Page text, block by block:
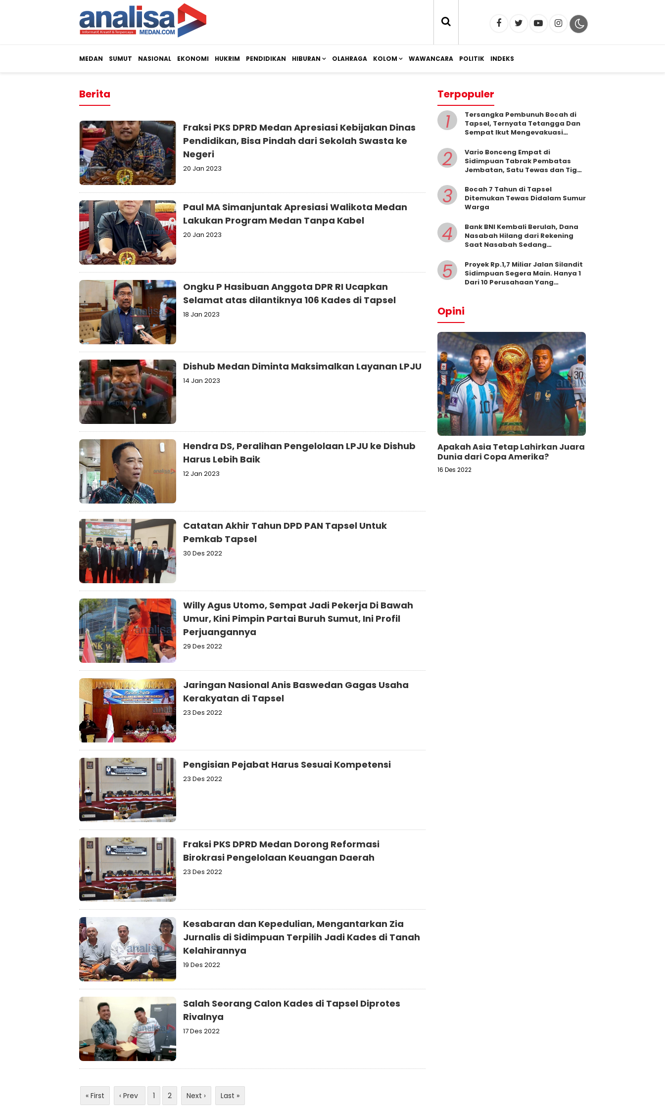
MEDAN SUMUT NASIONAL EKONOMI HUKRIM PENDIDIKAN HIBURAN OLAHRAGA KOLOM WAWANCARA POLITIK INDEKS
Berita
Fraksi PKS DPRD Medan Apresiasi Kebijakan Dinas
Pendidikan, Bisa Pindah dari Sekolah Swasta ke
Negeri
20 Jan 2023
Paul MA Simanjuntak Apresiasi Walikota Medan
Lakukan Program Medan Tanpa Kabel
20 Jan 2023
Ongku P Hasibuan Anggota DPR RI Ucapkan
Selamat atas dilantiknya 106 Kades di Tapsel
18 Jan 2023
Dishub Medan Diminta Maksimalkan Layanan LPJU
14 Jan 2023
Hendra DS, Peralihan Pengelolaan LPJU ke Dishub
Harus Lebih Baik
12 Jan 2023
Catatan Akhir Tahun DPD PAN Tapsel Untuk
Pemkab Tapsel
30 Des 2022
Willy Agus Utomo, Sempat Jadi Pekerja Di Bawah
Umur, Kini Pimpin Partai Buruh Sumut, Ini Profil
Perjuangannya
29 Des 2022
Jaringan Nasional Anis Baswedan Gagas Usaha
Kerakyatan di Tapsel
23 Des 2022
Pengisian Pejabat Harus Sesuai Kompetensi
23 Des 2022
Fraksi PKS DPRD Medan Dorong Reformasi
Birokrasi Pengelolaan Keuangan Daerah
23 Des 2022
Kesabaran dan Kepedulian, Mengantarkan Zia
Jurnalis di Sidimpuan Terpilih Jadi Kades di Tanah
Kelahirannya
19 Des 2022
Salah Seorang Calon Kades di Tapsel Diprotes
Rivalnya
17 Des 2022
« First ‹ Prev 1 2 Next › Last »
Terpopuler
1
Tersangka Pembunuh Bocah di
Tapsel, Ternyata Tetangga Dan
Sempat Ikut Mengevakuasi
2
Vario Bonceng Empat di
Sidimpuan Tabrak Pembatas
Jembatan, Satu Tewas dan Tiga
3
Bocah 7 Tahun di Tapsel
Ditemukan Tewas Didalam Sumur
Warga
4
Bank BNI Kembali Berulah, Dana
Nasabah Hilang dari Rekening
Saat Nasabah Sedang
5
Proyek Rp.1,7 Miliar Jalan Silandit
Sidimpuan Segera Main. Hanya 1
Dari 10 Perusahaan Yang
Opini
Apakah Asia Tetap Lahirkan Juara
Dunia dari Copa Amerika?
16 Des 2022